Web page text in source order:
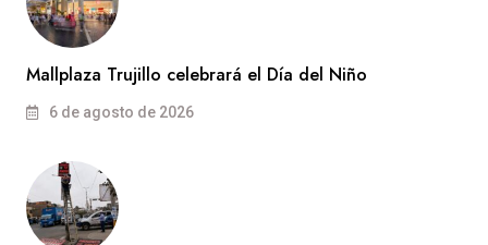
Mallplaza Trujillo celebrará el Día del Niño
6 de agosto de 2026